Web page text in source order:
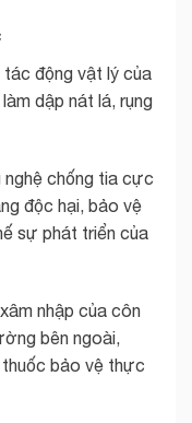
động vật lý của
dập nát lá, rụng
chống tia cực
độc hại, bảo vệ
sự phát triển của
nhập của côn
bên ngoài,
thuốc bảo vệ thực